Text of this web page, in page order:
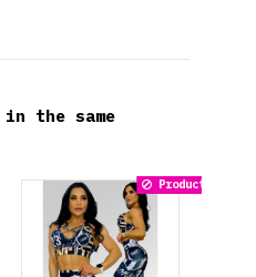
the same
Product